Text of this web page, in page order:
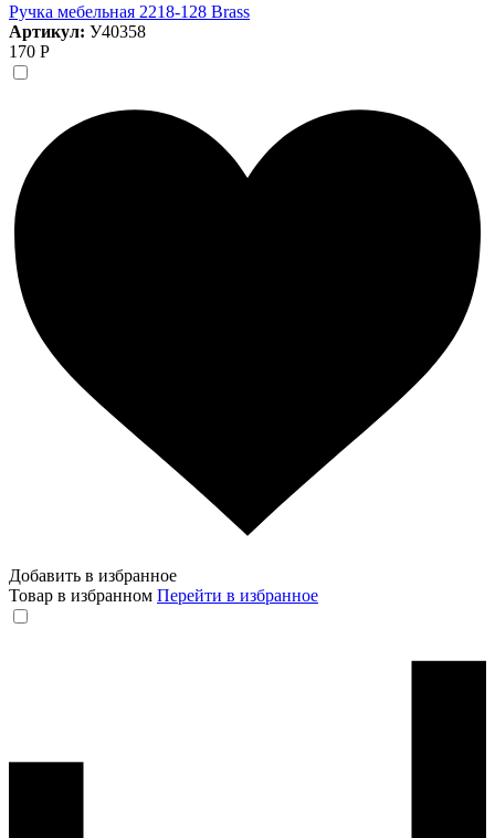
Ручка мебельная 2218-128 Brass
Артикул: У40358
170 Р
Добавить в избранное
Товар в избранном Перейти в избранное